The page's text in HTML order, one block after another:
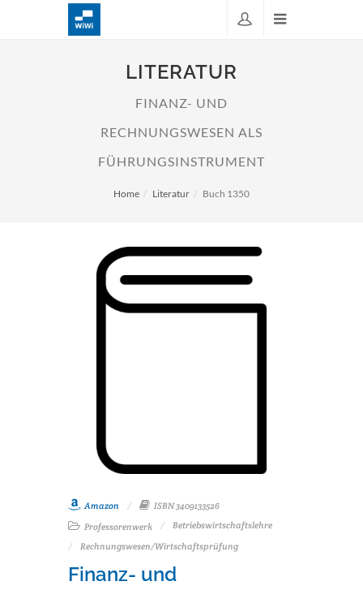
LITERATUR
FINANZ- UND
RECHNUNGSWESEN ALS
FÜHRUNGSINSTRUMENT
Home Literatur Buch 1350
Amazon
ISBN 3409133526
Professorenwerk
Betriebswirtschaftslehre
Rechnungswesen/Wirtschaftsprüfung
Finanz- und